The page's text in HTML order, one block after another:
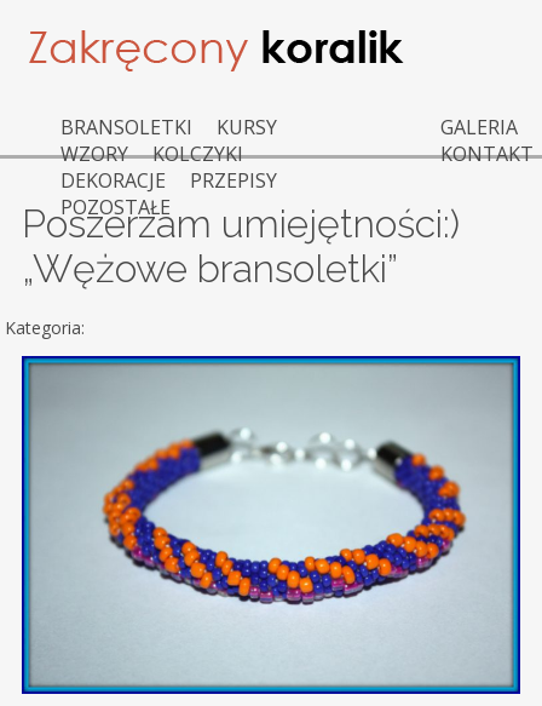
BRANSOLETKI
KURSY
WZORY
KOLCZYKI
DEKORACJE
PRZEPISY
POZOSTAŁE
GALERIA
KONTAKT
Poszerzam umiejętności:)
„Wężowe bransoletki”
Kategoria: